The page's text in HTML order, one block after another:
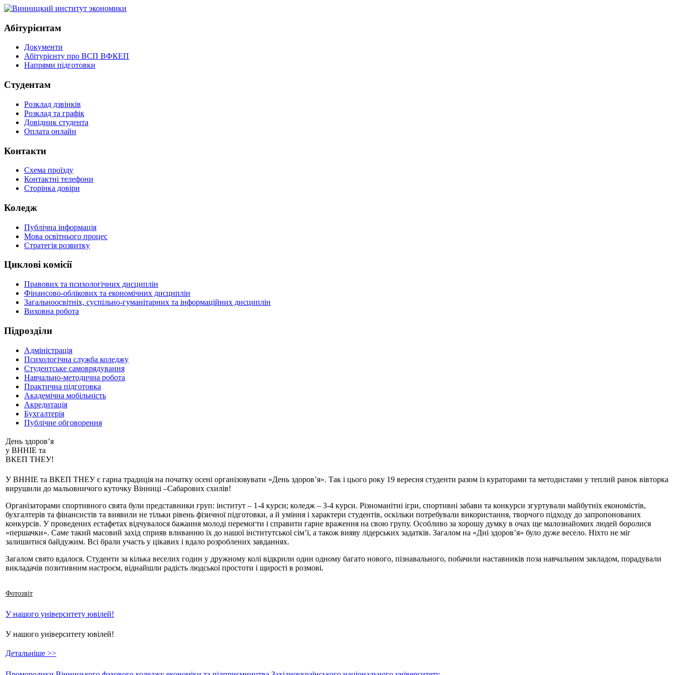
Абітурієнтам
Документи
Абітурієнту про ВСП ВФКЕП
Напрями підготовки
Студентам
Розклад дзвінків
Розклад та графік
Довідник студента
Оплата онлайн
Контакти
Схема проїзду
Контактні телефони
Сторінка довіри
Коледж
Публічна інформація
Мова освітнього процес
Стратегія розвитку
Циклові комісії
Правових та психологічних дисциплін
Фінансово-облікових та економічних дисциплін
Загальноосвітніх, суспільно-гуманітарних та інформаційних дисциплін
Виховна робота
Пiдрозділи
Адміністрація
Психологічна служба коледжу
Студентське самоврядування
Навчально-методична робота
Практична підготовка
Академічна мобільність
Акредитація
Бухгалтерія
Публічне обговорення
День здоров’я
у ВННІЕ та
ВКЕП ТНЕУ!
У ВННІЕ та ВКЕП ТНЕУ є гарна традиція на початку осені організовувати «День здоров’я». Так і цього року 19 вересня студенти разом із кураторами та методистами у теплий ранок вівторка
вирушили до мальовничого куточку Вінниці –Сабарових схилів!
Організаторами спортивного свята були представники груп: інститут – 1-4 курси; коледж – 3-4 курси. Різноманітні ігри, спортивні забави та конкурси згуртували майбутніх економістів,
бухгалтерів та фінансистів та виявили не тільки рівень фізичної підготовки, а й уміння і характери студентів, оскільки потребували використання, творчого підходу до запропонованих
конкурсів. У проведених естафетах відчувалося бажання молоді перемогти і справити гарне враження на свою групу. Особливо за хорошу думку в очах ще малознайомих людей боролися
«першачки». Саме такий масовий захід сприяв вливанню їх до нашої інститутської сім’ї, а також вияву лідерських задатків. Загалом на «Дні здоров’я» було дуже весело. Ніхто не міг
залишитися байдужим. Всі брали участь у цікавих і вдало розроблених завданнях.
Загалом свято вдалося. Студенти за кілька веселих годин у дружному колі відкрили один одному багато нового, пізнавального, побачили наставників поза навчальним закладом, порадували
викладачів позитивним настроєм, віднайшли радість людської простоти і щирості в розмові.
Фотозвіт
У нашого університету ювілей!
У нашого університету ювілей!
Детальніше >>